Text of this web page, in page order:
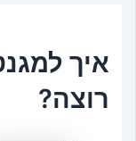
איך
רוצה?